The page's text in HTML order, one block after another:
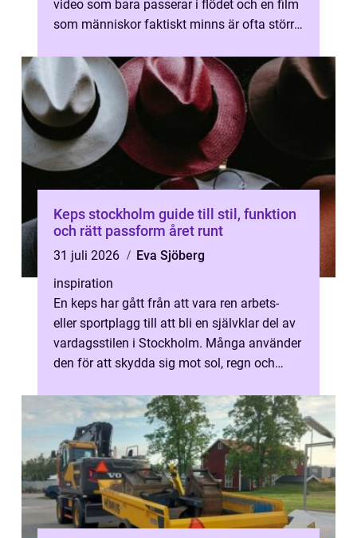
video som bara passerar i flödet och en film
som människor faktiskt minns är ofta större
Keps stockholm guide till stil, funktion
och rätt passform året runt
31 juli 2026
Eva Sjöberg
inspiration
En keps har gått från att vara ren arbets-
eller sportplagg till att bli en självklar del av
vardagsstilen i Stockholm. Många använder
den för att skydda sig mot sol, regn och